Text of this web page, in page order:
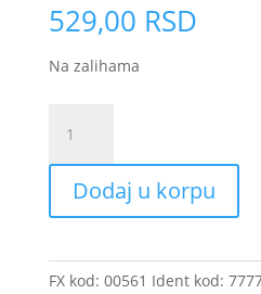
529,00 RSD
Na zalihama
cevi
3-
22mm
LEVIOR
Dodaj u korpu
FX kod: 00561 Ident kod: